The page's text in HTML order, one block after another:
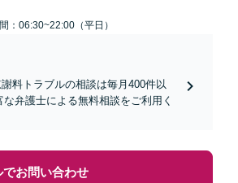
：06:30~22:00（平日）
料トラブルの相談は毎月400件以
弁護士による無料相談をご利用く
でお問い合わせ